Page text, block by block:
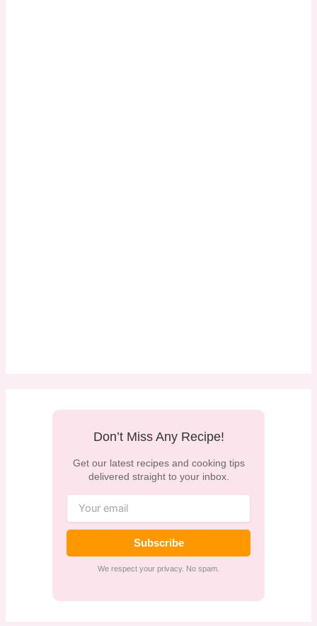
Don’t Miss Any Recipe!
Get our latest recipes and cooking tips
delivered straight to your inbox.
Subscribe
We respect your privacy. No spam.